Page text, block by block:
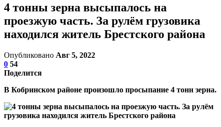
4 тонны зерна высыпалось на
проезжую часть. За рулём грузовика
находился житель Брестского района
Опубликовано Авг 5, 2022
0 54
Поделится
В Кобринском районе произошло просыпание 4 тонн зерна.